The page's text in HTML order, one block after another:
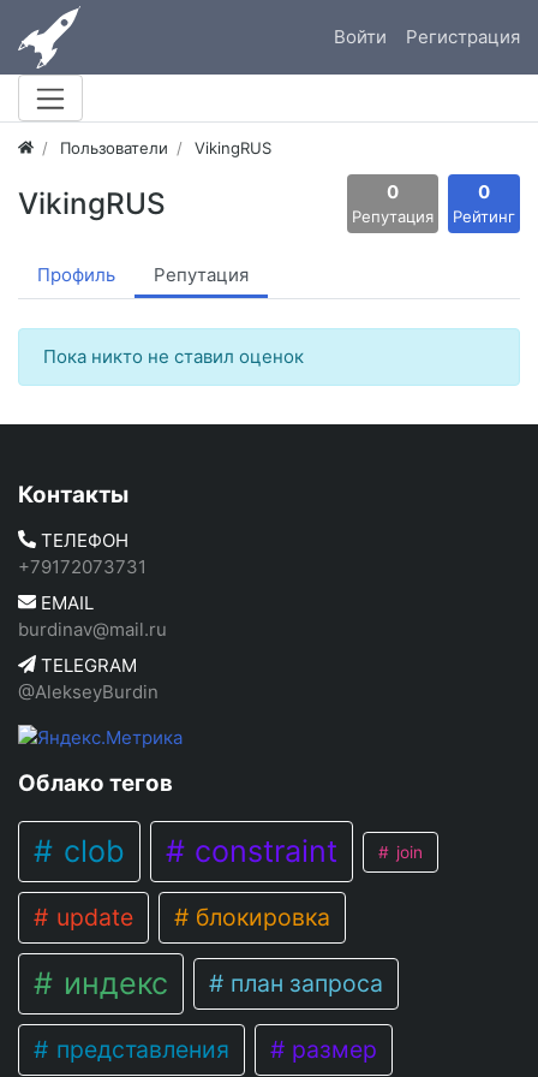
Войти Регистрация
Пользователи VikingRUS
VikingRUS 0
Репутация
0
Рейтинг
Профиль Репутация
Пока никто не ставил оценок
Контакты
ТЕЛЕФОН
+79172073731
EMAIL
burdinav@mail.ru
TELEGRAM
@AlekseyBurdin
Облако тегов
clob constraint join
update блокировка
индекс план запроса
представления размер